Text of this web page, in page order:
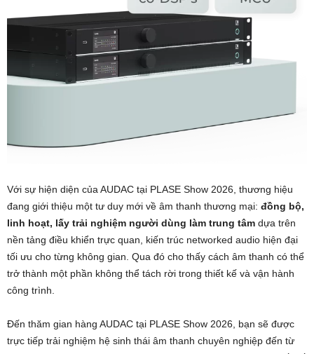
Với sự hiện diện của AUDAC tại PLASE Show 2026, thương hiệu
đang giới thiệu một tư duy mới về âm thanh thương mại: đồng bộ,
linh hoạt, lấy trải nghiệm người dùng làm trung tâm dựa trên
nền tảng điều khiển trực quan, kiến trúc networked audio hiện đại
tối ưu cho từng không gian. Qua đó cho thấy cách âm thanh có thể
trở thành một phần không thể tách rời trong thiết kế và vận hành
công trình.
Đến thăm gian hàng AUDAC tại PLASE Show 2026, bạn sẽ được
trực tiếp trải nghiệm hệ sinh thái âm thanh chuyên nghiệp đến từ